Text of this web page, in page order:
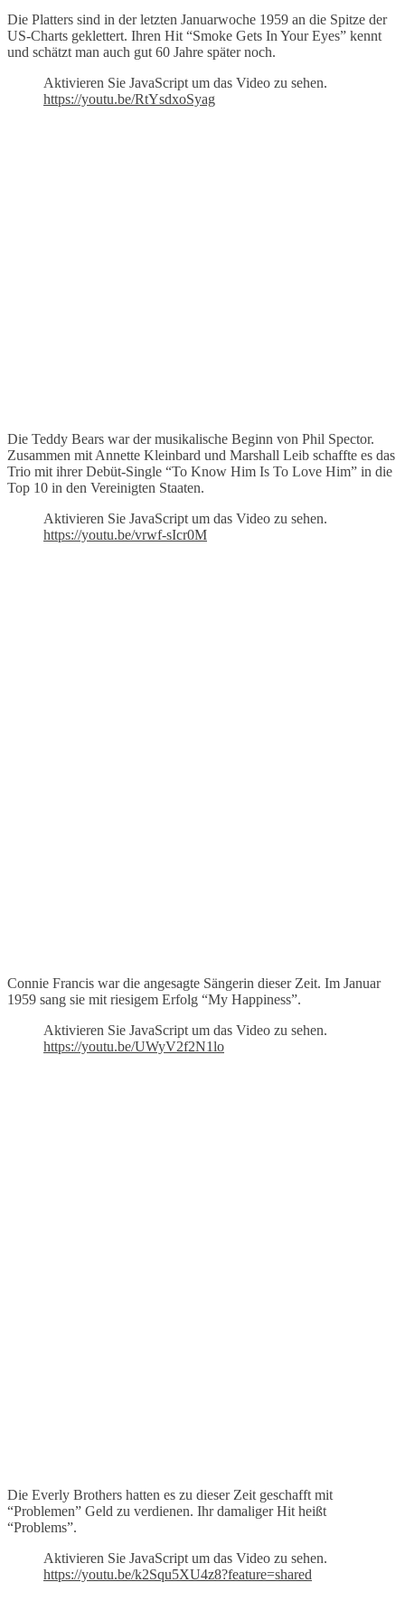
Die Platters sind in der letzten Januarwoche 1959 an die Spitze der
US-Charts geklettert. Ihren Hit “Smoke Gets In Your Eyes” kennt
und schätzt man auch gut 60 Jahre später noch.
Aktivieren Sie JavaScript um das Video zu sehen.
https://youtu.be/RtYsdxoSyag
Die Teddy Bears war der musikalische Beginn von Phil Spector.
Zusammen mit Annette Kleinbard und Marshall Leib schaffte es das
Trio mit ihrer Debüt-Single “To Know Him Is To Love Him” in die
Top 10 in den Vereinigten Staaten.
Aktivieren Sie JavaScript um das Video zu sehen.
https://youtu.be/vrwf-sIcr0M
Connie Francis war die angesagte Sängerin dieser Zeit. Im Januar
1959 sang sie mit riesigem Erfolg “My Happiness”.
Aktivieren Sie JavaScript um das Video zu sehen.
https://youtu.be/UWyV2f2N1lo
Die Everly Brothers hatten es zu dieser Zeit geschafft mit
“Problemen” Geld zu verdienen. Ihr damaliger Hit heißt
“Problems”.
Aktivieren Sie JavaScript um das Video zu sehen.
https://youtu.be/k2Squ5XU4z8?feature=shared